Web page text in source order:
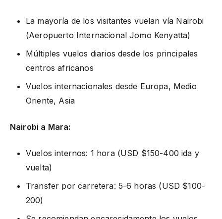
La mayoría de los visitantes vuelan vía Nairobi
(Aeropuerto Internacional Jomo Kenyatta)
Múltiples vuelos diarios desde los principales
centros africanos
Vuelos internacionales desde Europa, Medio
Oriente, Asia
Nairobi a Mara:
Vuelos internos: 1 hora (USD $150-400 ida y
vuelta)
Transfer por carretera: 5-6 horas (USD $100-
200)